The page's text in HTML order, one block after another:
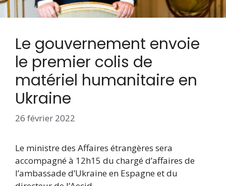
Le gouvernement envoie
le premier colis de
matériel humanitaire en
Ukraine
26 février 2022
Le ministre des Affaires étrangères sera
accompagné à 12h15 du chargé d’affaires de
l’ambassade d’Ukraine en Espagne et du